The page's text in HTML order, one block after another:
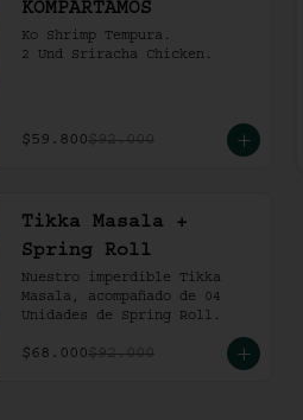
KOMPARTAMOS
Ko Shrimp Tempura.
2 Und Sriracha Chicken.
$59.800$92.000
Tikka Masala +
Spring Roll
Nuestro imperdible Tikka
Masala, acompañado de 04
Unidades de Spring Roll.
$68.000$92.000